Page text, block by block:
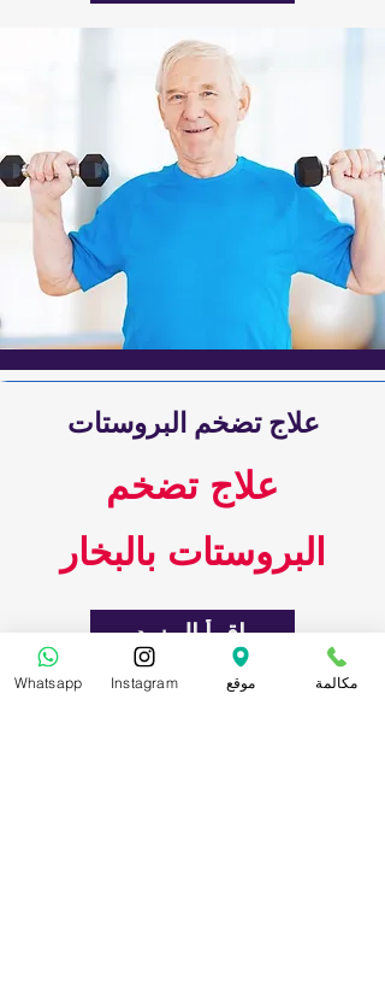
علاج تضخم البروستات
علاج تضخم
البروستات بالبخار
اقرأ المزيد
Whatsapp Instagram موقع مكالمة